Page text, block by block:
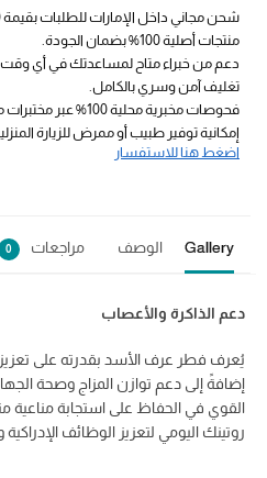
شحن مجاني داخل الإمارات للطلبات بقيمة 500 درهم أو أكثر.
منتجات أصلية 100% بضمان الجودة.
دعم من خبراء متاح لمساعدتك في أي
تغليف آمن وسري بالكامل.
فحوصات مخبرية محلية 100% عبر مختبرات معتمدة دوليًا (ISO و CAP).
إمكانية توفير طبيب أو ممرض للزيارة
اضغط هنا للاستفسار
Gallery الوصف مراجعات 0
دعم الذاكرة والأعصاب
يُعرف فطر عرف الأسد بقدرته على تعزيز
إضافةً إلى دعم توازن المزاج وصحة
القوي في الحفاظ على استجابة مناعية
روتينك اليومي لتعزيز الوظائف